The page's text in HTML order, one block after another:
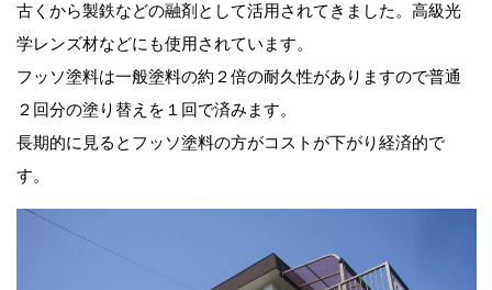
古くから製鉄などの融剤として活用されてきました。高級光
学レンズ材などにも使用されています。
フッソ塗料は一般塗料の約２倍の耐久性がありますので普通
２回分の塗り替えを１回で済みます。
長期的に見るとフッソ塗料の方がコストが下がり経済的で
す。